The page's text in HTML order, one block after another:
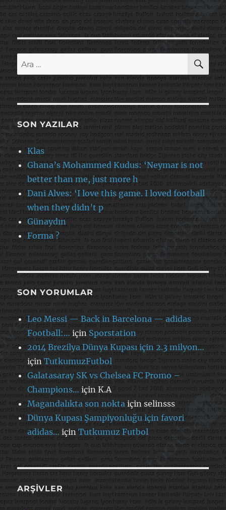
Ara:
SON YAZILAR
Klas
Ghana’s Mohammed Kudus: ‘Neymar is not
better than me, just more h
Dani Alves: ‘I love this game. I loved football
when they didn’t p
Günaydın
Forma ?
SON YORUMLAR
Leo Messi — Back in Barcelona — adidas
Football:…için Sporstation
2014 Brezilya Dünya Kupası için 2.3 milyon…
içinTutkumuzFutbol
Galatasaray SK vs Chelsea FC Promo –
Champions… içinK.A
Magandalıkta son noktaiçinselinsss
Dünya Kupası Şampiyonluğu için favori
adidas… içinTutkumuz Futbol
ARŞIVLER